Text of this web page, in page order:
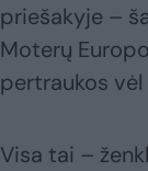
priešakyje –
Moterų
pertraukos
Visa tai –